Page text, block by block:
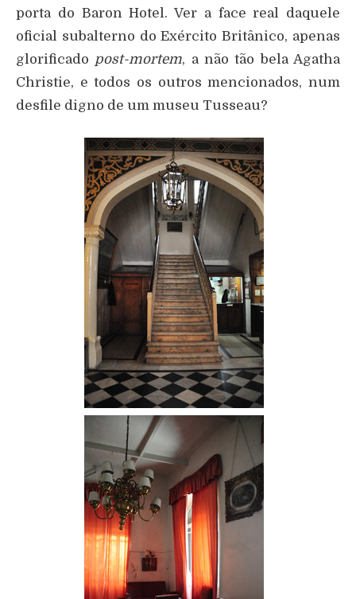
porta do Baron Hotel. Ver a face real daquele
oficial subalterno do Exército Britânico, apenas
glorificado post-mortem, a não tão bela Agatha
Christie, e todos os outros mencionados, num
desfile digno de um museu Tusseau?